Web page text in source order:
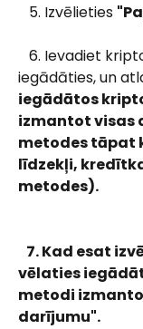
   5. Izvēlieties
iegādāties, un
iegādātos
izmantot visas
metodes tāpat
līdzekļi,
metodes).
vēlaties
metodi
darījumu".